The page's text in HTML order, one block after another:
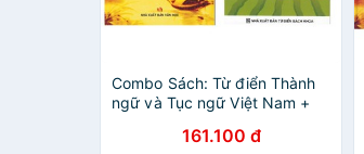
Combo Sách: Từ điển Thành
ngữ và Tục ngữ Việt Nam +
học sinh tiểu học
161.100 đ